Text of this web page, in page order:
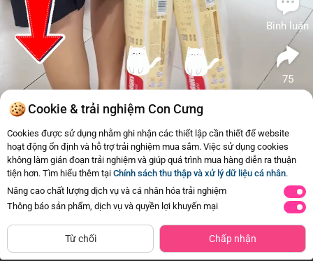
Huggies Skin Perfect
Bình luận
75
Tương tự
1
Tã dán lọt lòng Huggies Skin
Perfect (Newborn, dưới 5kg, 70
miếng) (giao bao bì ngẫu nhiên)
189.000đ -10%
170.100đ
2
Tã
bao bì
Cookie & trải nghiệm Con Cưng
Cookies được sử dụng nhằm ghi nhận các thiết lập cần thiết để website
hoạt động ổn định và hỗ trợ trải nghiệm mua sắm. Việc sử dụng cookies
không làm gián đoạn trải nghiệm và giúp quá trình mua hàng diễn ra thuận
tiện hơn. Tìm hiểu thêm tại Chính sách thu thập và xử lý dữ liệu cá nhân.
Nâng cao chất lượng dịch vụ và cá nhân hóa trải nghiệm
Thông báo sản phẩm, dịch vụ và quyền lợi khuyến mại
Từ chối Chấp nhận
Danh mục Giỏ hàng